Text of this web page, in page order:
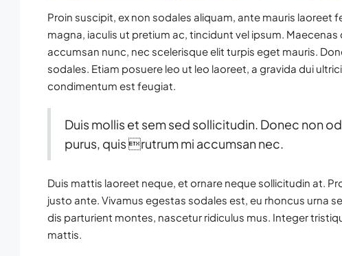
Proin suscipit, ex non sodales aliquam, ante mauris laoreet
magna, iaculis ut pretium ac, tincidunt vel ipsum.
accumsan nunc, nec scelerisque elit turpis eget mauris.
sodales. Etiam posuere leo ut leo laoreet, a gravida dui
condimentum est feugiat.
Duis mollis et sem sed sollicitudin. Donec non
purus, quis rutrum mi accumsan nec.
Duis mattis laoreet neque, et ornare neque sollicitudin at.
justo ante. Vivamus egestas sodales est, eu rhoncus urna
dis parturient montes, nascetur ridiculus mus. Integer
mattis.